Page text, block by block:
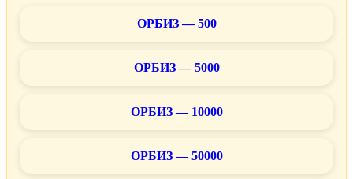
ОРБИЗ — 500
ОРБИЗ — 5000
ОРБИЗ — 10000
ОРБИЗ — 50000